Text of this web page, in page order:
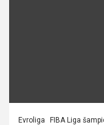
Evroliga FIBA Liga